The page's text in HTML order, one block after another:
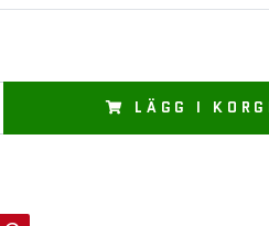
LÄGG I